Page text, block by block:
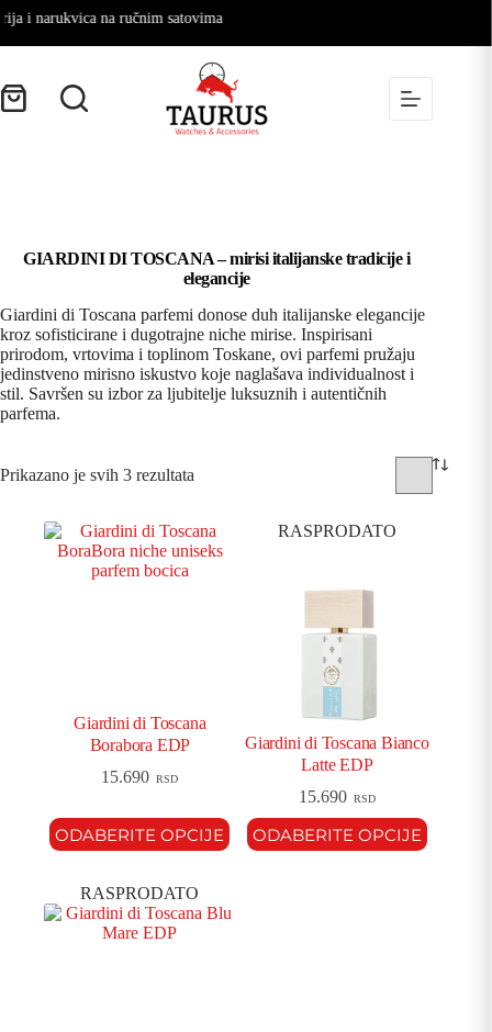
i narukvica na ručnim satovima
GIARDINI DI TOSCANA – mirisi italijanske tradicije i
elegancije
Giardini di Toscana parfemi donose duh italijanske elegancije
kroz sofisticirane i dugotrajne niche mirise. Inspirisani
prirodom, vrtovima i toplinom Toskane, ovi parfemi pružaju
jedinstveno mirisno iskustvo koje naglašava individualnost i
stil. Savršen su izbor za ljubitelje luksuznih i autentičnih
parfema.
Prikazano je svih 3 rezultata
Giardini di Toscana
Borabora EDP
15.690 RSD
ODABERITE OPCIJE
RASPRODATO
Giardini di Toscana Bianco
Latte EDP
15.690 RSD
ODABERITE OPCIJE
RASPRODATO